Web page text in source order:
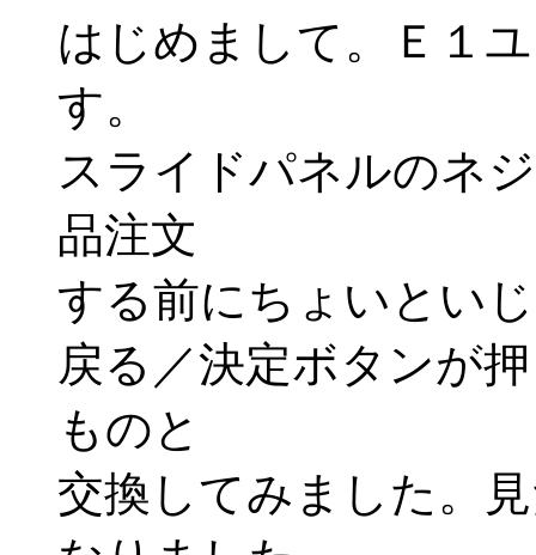
はじめまして。Ｅ１
す。
スライドパネルのネ
品注文
する前にちょいとい
戻る／決定ボタンが
ものと
交換してみました。